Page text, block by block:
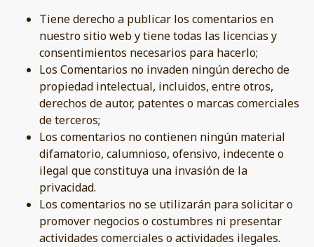
Tiene derecho a publicar los comentarios en
nuestro sitio web y tiene todas las licencias y
consentimientos necesarios para hacerlo;
Los Comentarios no invaden ningún derecho de
propiedad intelectual, incluidos, entre otros,
derechos de autor, patentes o marcas comerciales
de terceros;
Los comentarios no contienen ningún material
difamatorio, calumnioso, ofensivo, indecente o
ilegal que constituya una invasión de la
privacidad.
Los comentarios no se utilizarán para solicitar o
promover negocios o costumbres ni presentar
actividades comerciales o actividades ilegales.